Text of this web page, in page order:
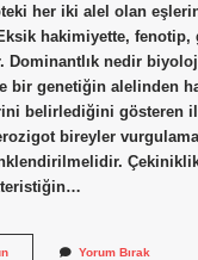
her iki alel olan eşlerin
hakimiyette, fenotip,
Dominantlık nedir
bir genetiğin alelinden
belirlediğini gösteren
bireyler
Çekiniklik
10
Yorum Bırak